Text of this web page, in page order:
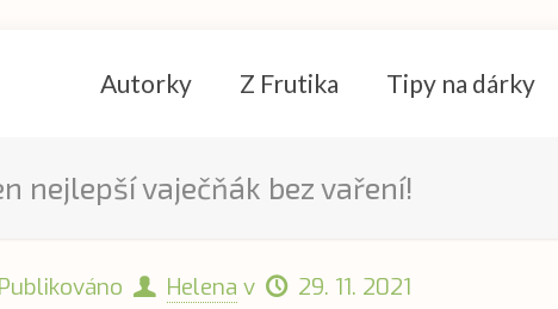
Autorky Z Frutika Tipy na dárky
nejlepší vaječňák bez vaření!
Publikováno Helena v 29. 11. 2021